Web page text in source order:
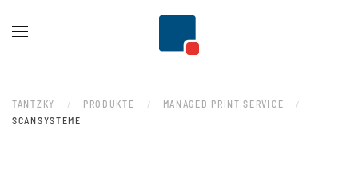
TANTZKY PRODUKTE
MANAGED PRINT SERVICE
SCANSYSTEME